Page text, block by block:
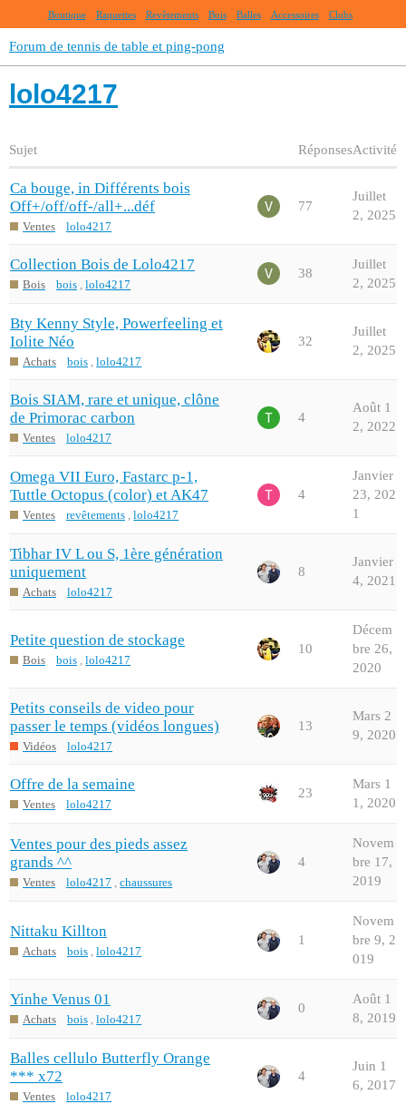
Boutique Raquettes Revêtements Bois Balles Accessoires Clubs
Forum de tennis de table et ping-pong
lolo4217
Sujet RéponsesActivité
Ca bouge, in Différents bois
Off+/off/off-/all+...déf
Ventes lolo4217
77
Juillet
2, 2025
Collection Bois de Lolo4217
Bois bois ,lolo4217
38
Juillet
2, 2025
Bty Kenny Style, Powerfeeling et
Iolite Néo
Achats bois ,lolo4217
32
Juillet
2, 2025
Bois SIAM, rare et unique, clône
de Primorac carbon
Ventes lolo4217
4
Août 1
2, 2022
Omega VII Euro, Fastarc p-1,
Tuttle Octopus (color) et AK47
Ventes revêtements ,lolo4217
4
Janvier
23, 202
1
Tibhar IV L ou S, 1ère génération
uniquement
Achats lolo4217
8
Janvier
4, 2021
Petite question de stockage
Bois bois ,lolo4217
10
Décem
bre 26,
2020
Petits conseils de video pour
passer le temps (vidéos longues)
Vidéos lolo4217
13
Mars 2
9, 2020
Offre de la semaine
Ventes lolo4217
23
Mars 1
1, 2020
Ventes pour des pieds assez
grands ^^
Ventes lolo4217 ,chaussures
4
Novem
bre 17,
2019
Nittaku Killton
Achats bois ,lolo4217
1
Novem
bre 9, 2
019
Yinhe Venus 01
Achats bois ,lolo4217
0
Août 1
8, 2019
Balles cellulo Butterfly Orange
*** x72
Ventes lolo4217
4
Juin 1
6, 2017